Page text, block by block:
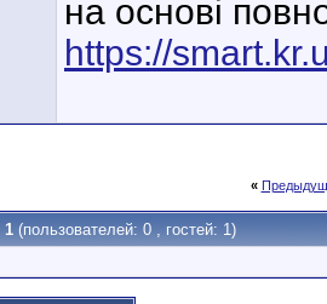
на основі
https://
«
1 (пользователей: 0 , гостей: 1)